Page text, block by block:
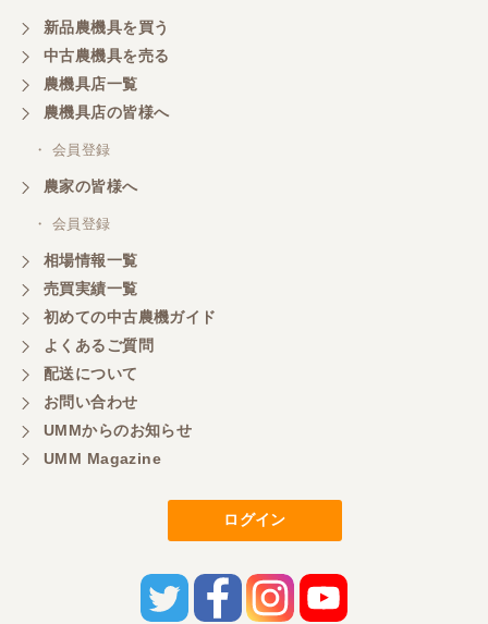
新品農機具を買う
中古農機具を売る
農機具店一覧
農機具店の皆様へ
・ 会員登録
農家の皆様へ
・ 会員登録
相場情報一覧
売買実績一覧
初めての中古農機ガイド
よくあるご質問
配送について
お問い合わせ
UMMからのお知らせ
UMM Magazine
ログイン